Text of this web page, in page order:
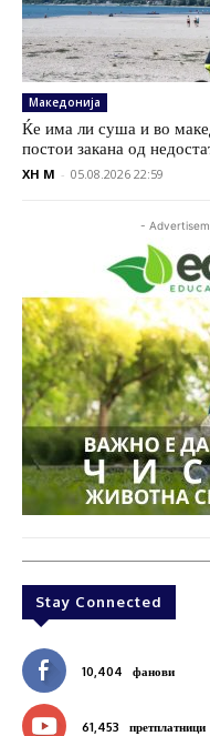
Македонија
Ќе има ли суша и во
постои закана од
XH M - 05.08.2026 22:59
-
Stay Connected
10,404 фанови
61,453 претплатници